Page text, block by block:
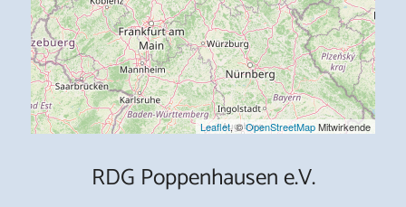
Leaflet, ©OpenStreetMapMitwirkende
RDG Poppenhausen e.V.